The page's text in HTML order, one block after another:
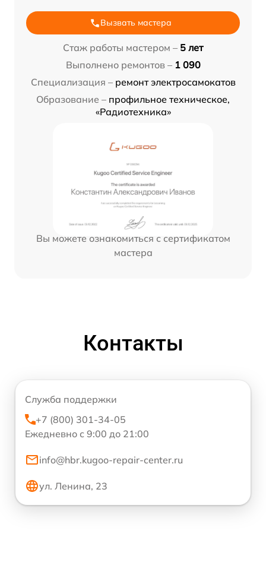
Вызвать мастера
Стаж работы мастером – 5 лет
Выполнено ремонтов – 1 090
Специализация – ремонт электросамокатов
Образование – профильное техническое,
«Радиотехника»
Вы можете ознакомиться с сертификатом
мастера
Контакты
Служба поддержки
+7 (800) 301-34-05
Ежедневно с 9:00 до 21:00
info@hbr.kugoo-repair-center.ru
ул. Ленина, 23